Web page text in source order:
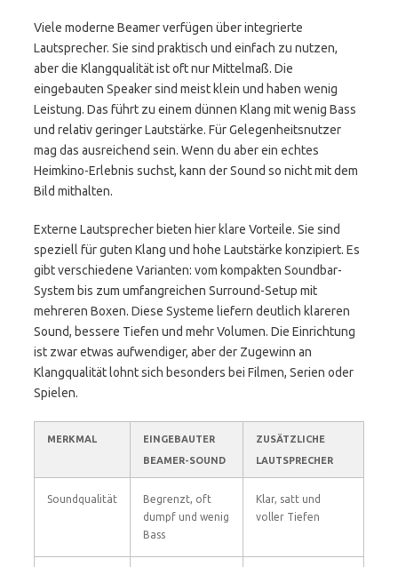
Viele moderne Beamer verfügen über integrierte
Lautsprecher. Sie sind praktisch und einfach zu nutzen,
aber die Klangqualität ist oft nur Mittelmaß. Die
eingebauten Speaker sind meist klein und haben wenig
Leistung. Das führt zu einem dünnen Klang mit wenig Bass
und relativ geringer Lautstärke. Für Gelegenheitsnutzer
mag das ausreichend sein. Wenn du aber ein echtes
Heimkino-Erlebnis suchst, kann der Sound so nicht mit dem
Bild mithalten.
Externe Lautsprecher bieten hier klare Vorteile. Sie sind
speziell für guten Klang und hohe Lautstärke konzipiert. Es
gibt verschiedene Varianten: vom kompakten Soundbar-
System bis zum umfangreichen Surround-Setup mit
mehreren Boxen. Diese Systeme liefern deutlich klareren
Sound, bessere Tiefen und mehr Volumen. Die Einrichtung
ist zwar etwas aufwendiger, aber der Zugewinn an
Klangqualität lohnt sich besonders bei Filmen, Serien oder
Spielen.
MERKMAL
EINGEBAUTER
BEAMER-SOUND
ZUSÄTZLICHE
LAUTSPRECHER
Soundqualität
Begrenzt, oft
dumpf und wenig
Bass
Klar, satt und
voller Tiefen